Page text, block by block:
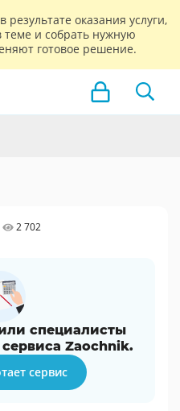
оказания услуги,
теме и собрать нужную
готовое решение.
2 702
специалисты
Zaochnik.
сервис